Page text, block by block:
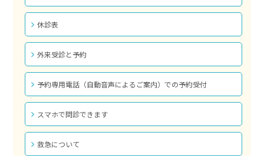
休診表
外来受診と予約
予約専用電話（自動音声によるご案内）での予約受付
スマホで問診できます
救急について